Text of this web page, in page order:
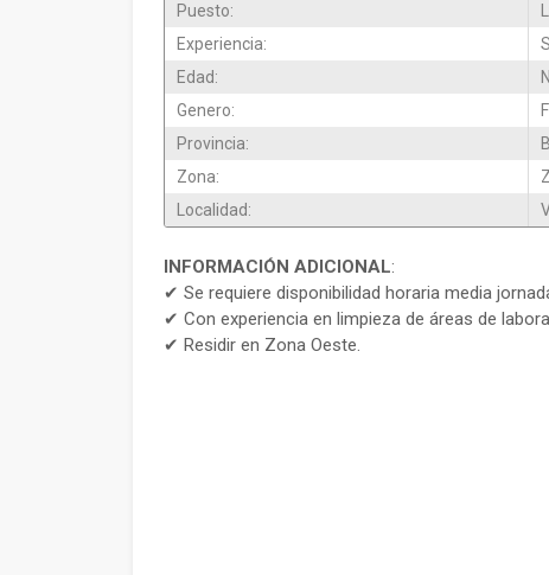
Puesto:
Experiencia:
Edad:
Genero:
Provincia:
Zona:
Localidad:
INFORMACIÓN ADICIONAL:
✔ Se requiere disponibilidad horaria media
✔ Con experiencia en limpieza de áreas de
✔ Residir en Zona Oeste.